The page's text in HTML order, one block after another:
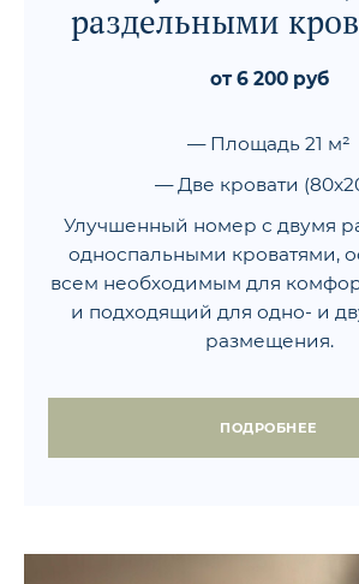
раздельными
от 6 200 руб
— Площадь 21 м²
— Две кровати
Улучшенный номер с двумя
односпальными кроватями,
всем необходимым для
и подходящий для одно- и
размещения.
ПОДРОБНЕЕ